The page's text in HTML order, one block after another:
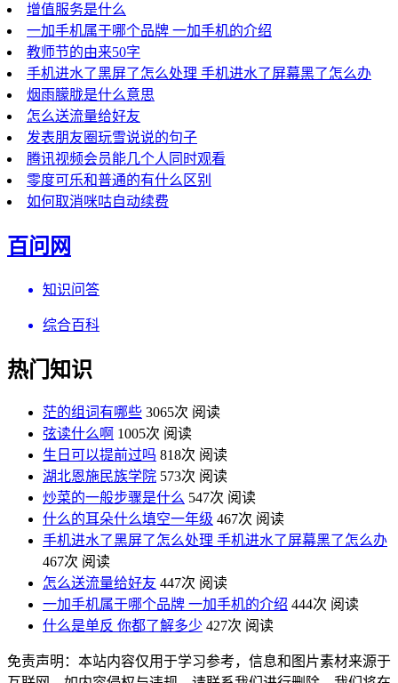
增值服务是什么
一加手机属于哪个品牌 一加手机的介绍
教师节的由来50字
手机进水了黑屏了怎么处理 手机进水了屏幕黑了怎么办
烟雨朦胧是什么意思
怎么送流量给好友
发表朋友圈玩雪说说的句子
腾讯视频会员能几个人同时观看
零度可乐和普通的有什么区别
如何取消咪咕自动续费
百问网
知识问答
综合百科
热门知识
茫的组词有哪些 3065次 阅读
弦读什么啊 1005次 阅读
生日可以提前过吗 818次 阅读
湖北恩施民族学院 573次 阅读
炒菜的一般步骤是什么 547次 阅读
什么的耳朵什么填空一年级 467次 阅读
手机进水了黑屏了怎么处理 手机进水了屏幕黑了怎么办
467次 阅读
怎么送流量给好友 447次 阅读
一加手机属于哪个品牌 一加手机的介绍 444次 阅读
什么是单反 你都了解多少 427次 阅读
免责声明：本站内容仅用于学习参考，信息和图片素材来源于